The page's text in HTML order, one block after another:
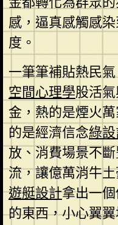
感，逼真感觸感
度。
一筆筆補貼熱民
空間心理學股活
金，熱的是煙火
的是經濟信念綠
放、消費場景不
流，讓億萬消牛
遊艇設計拿出一
的東西，小心翼